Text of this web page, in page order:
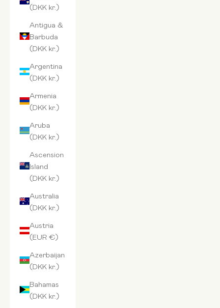
(DKK kr.)
Antigua &
Barbuda
(DKK kr.)
Argentina
(DKK kr.)
Armenia
(DKK kr.)
Aruba
(DKK kr.)
Ascension
Island
(DKK kr.)
Australia
(DKK kr.)
Austria
(EUR €)
Azerbaijan
(DKK kr.)
Bahamas
(DKK kr.)